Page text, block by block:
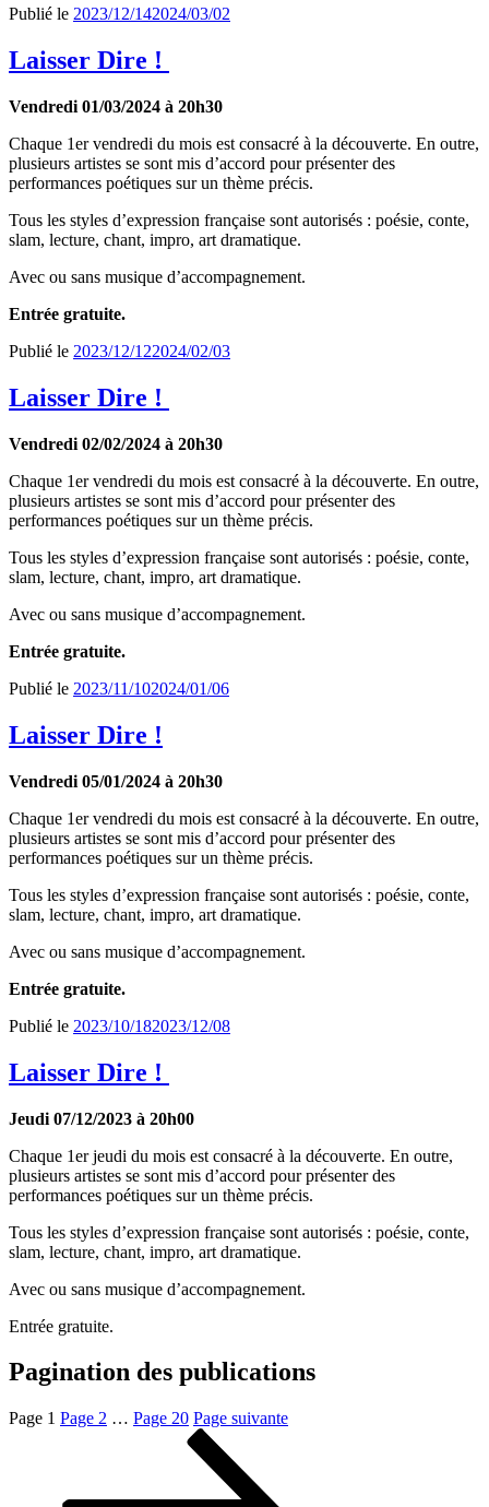
Publié le 2023/12/142024/03/02
Laisser Dire !
Vendredi 01/03/2024 à 20h30
Chaque 1er vendredi du mois est consacré à la découverte. En outre,
plusieurs artistes se sont mis d’accord pour présenter des
performances poétiques sur un thème précis.
Tous les styles d’expression française sont autorisés : poésie, conte,
slam, lecture, chant, impro, art dramatique.
Avec ou sans musique d’accompagnement.
Entrée gratuite.
Publié le 2023/12/122024/02/03
Laisser Dire !
Vendredi 02/02/2024 à 20h30
Chaque 1er vendredi du mois est consacré à la découverte. En outre,
plusieurs artistes se sont mis d’accord pour présenter des
performances poétiques sur un thème précis.
Tous les styles d’expression française sont autorisés : poésie, conte,
slam, lecture, chant, impro, art dramatique.
Avec ou sans musique d’accompagnement.
Entrée gratuite.
Publié le 2023/11/102024/01/06
Laisser Dire !
Vendredi 05/01/2024 à 20h30
Chaque 1er vendredi du mois est consacré à la découverte. En outre,
plusieurs artistes se sont mis d’accord pour présenter des
performances poétiques sur un thème précis.
Tous les styles d’expression française sont autorisés : poésie, conte,
slam, lecture, chant, impro, art dramatique.
Avec ou sans musique d’accompagnement.
Entrée gratuite.
Publié le 2023/10/182023/12/08
Laisser Dire !
Jeudi 07/12/2023 à 20h00
Chaque 1er jeudi du mois est consacré à la découverte. En outre,
plusieurs artistes se sont mis d’accord pour présenter des
performances poétiques sur un thème précis.
Tous les styles d’expression française sont autorisés : poésie, conte,
slam, lecture, chant, impro, art dramatique.
Avec ou sans musique d’accompagnement.
Entrée gratuite.
Pagination des publications
Page 1 Page 2 … Page 20 Page suivante